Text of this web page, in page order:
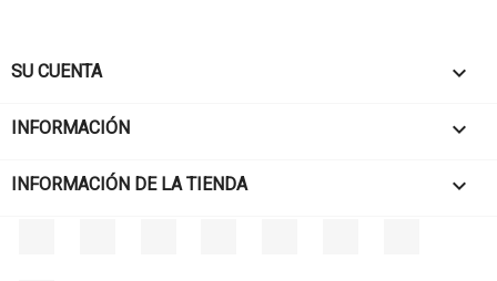
SU CUENTA 
INFORMACIÓN 
INFORMACIÓN DE LA TIENDA keyboard_arrow_down